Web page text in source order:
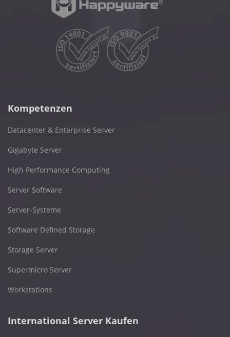
Kompetenzen
Datacenter & Enterprise Server
Gigabyte Server
High Performance Computing
Server Software
Server-Systeme
Software Defined Storage
Storage Server
Supermicro Server
Workstations
International Server Kaufen